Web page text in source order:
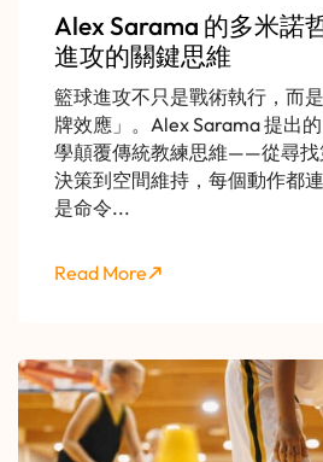
Alex Sarama 的多米諾
進攻的關鍵思維
籃球進攻不只是戰術執行，而
牌效應」。Alex Sarama 提出
學顛覆傳統教練思維——從尋找
決策到空間維持，每個動作都
是命令...
Read More